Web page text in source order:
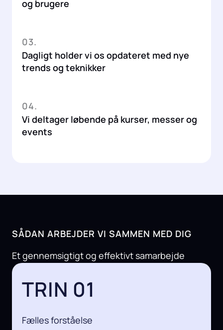
og brugere
03.
Dagligt holder vi os opdateret med nye
trends og teknikker
04.
Vi deltager løbende på kurser, messer og
events
SÅDAN ARBEJDER VI SAMMEN MED DIG
Et gennemsigtigt og effektivt samarbejde
TRIN 01
Fælles forståelse